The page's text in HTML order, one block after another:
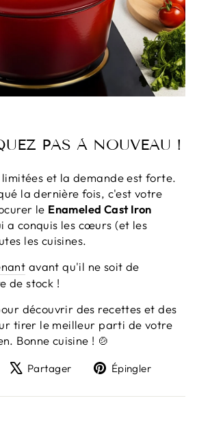
PAS À NOUVEAU !
et la demande est forte.
la dernière fois, c'est votre
le Enameled Cast Iron
a conquis les cœurs (et les
les cuisines.
avant qu'il ne soit de
de stock !
découvrir des recettes et des
tirer le meilleur parti de votre
Bonne cuisine ! 🍲
PartagerPartager
Tweeter
X
Épingler